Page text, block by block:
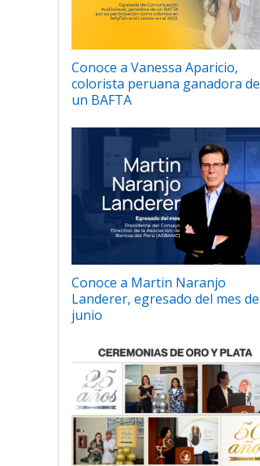
Conoce a Vanessa Aparicio,
colorista peruana ganadora de
un BAFTA
Conoce a Martin Naranjo
Landerer, egresado del mes de
junio